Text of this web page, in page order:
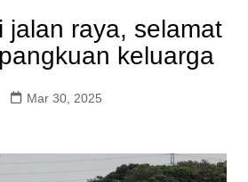
jalan raya, selamat
keluarga
Mar 30, 2025